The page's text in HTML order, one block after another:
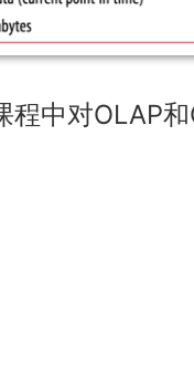
中对OLAP